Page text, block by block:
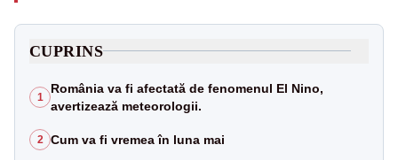
CUPRINS
1
România va fi afectată de fenomenul El Nino,
avertizează meteorologii.
2 Cum va fi vremea în luna mai